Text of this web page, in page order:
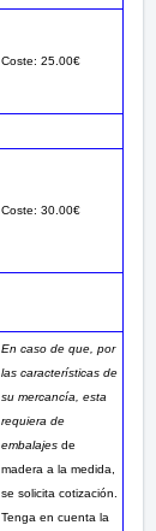
Coste: 25.00€
Coste: 30.00€
En caso de que, por
las características de
su mercancía, esta
requiera de
embalajes de
madera a la medida,
se solicita cotización.
Tenga en cuenta la